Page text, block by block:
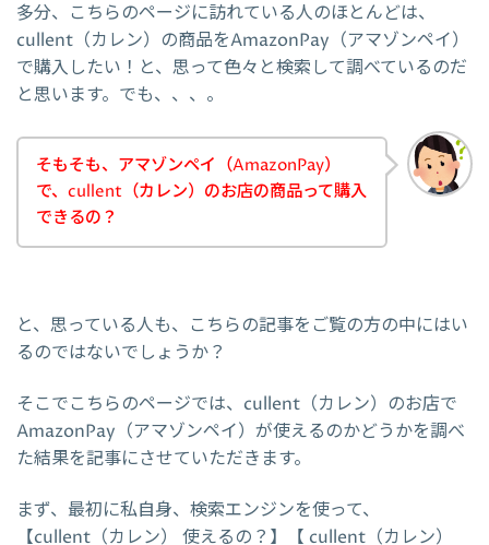
多分、こちらのページに訪れている人のほとんどは、
cullent（カレン）の商品をAmazonPay（アマゾンペイ）
で購入したい！と、思って色々と検索して調べているのだ
と思います。でも、、、。
そもそも、アマゾンペイ（AmazonPay）
で、cullent（カレン）のお店の商品って購入
できるの？
と、思っている人も、こちらの記事をご覧の方の中にはい
るのではないでしょうか？
そこでこちらのページでは、cullent（カレン）のお店で
AmazonPay（アマゾンペイ）が使えるのかどうかを調べ
た結果を記事にさせていただきます。
まず、最初に私自身、検索エンジンを使って、
【cullent（カレン） 使えるの？】【 cullent（カレン）